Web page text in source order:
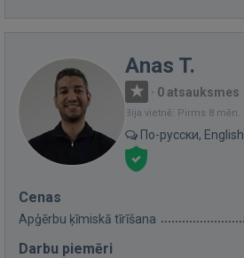
Anas T.
· 0 atsauksmes
Bija vietnē: Pirms 8 mēn.
По-русски, English
Cenas
Apģērbu ķīmiskā tīrīšana
Darbu piemēri